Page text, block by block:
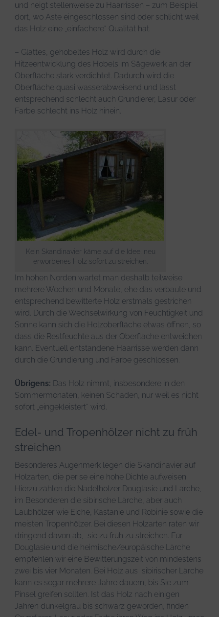
und neigt stellenweise zu Haarrissen – zum Beispiel
dort, wo Äste eingeschlossen sind oder schlicht weil
das Holz eine „einfachere“ Qualität hat.
– Glattes, gehobeltes Holz wird durch die
Hitzeentwicklung des Hobels im Sägewerk an der
Oberfläche stark verdichtet. Dadurch wird die
Oberfläche quasi wasserabweisend und lässt
entsprechend schlecht auch Grundierer, Lasur oder
Farbe schlecht ins Holz hinein.
Kein Skandinavier käme auf die Idee, neu
erworbenes Holz sofort zu streichen.
Im hohen Norden wartet man deshalb teilweise
mehrere Wochen und Monate, ehe das verbaute und
entsprechend bewitterte Holz erstmals gestrichen
wird. Durch die Wechselwirkung von Feuchtigkeit und
Sonne kann sich die Holzoberfläche etwas öffnen, so
dass die Restfeuchte aus der Oberfläche entweichen
kann. Eventuell entstandene Haarrisse werden dann
durch die Grundierung und Farbe geschlossen.
Übrigens: Das Holz nimmt, insbesondere in den
Sommermonaten, keinen Schaden, nur weil es nicht
sofort „eingekleistert“ wird.
Edel- und Tropenhölzer nicht zu früh
streichen
Besonderes Augenmerk legen die Skandinavier auf
Holzarten, die per se eine hohe Dichte aufweisen.
Hierzu zählen die Nadelhölzer Douglasie und Lärche,
im Besonderen die sibirische Lärche, aber auch
Laubhölzer wie Eiche, Kastanie und Robinie sowie die
meisten Tropenhölzer. Bei diesen Holzarten raten wir
dringend davon ab, sie zu früh zu streichen. Für
Douglasie und die heimische/europäische Lärche
empfehlen wir eine Bewitterungszeit von mindestens
zwei bis vier Monaten. Bei Holz aus sibirischer Lärche
kann es sogar mehrere Jahre dauern, bis Sie zum
Pinsel greifen sollten. Ist das Holz nach einigen
Jahren dunkelgrau bis schwarz geworden, finden